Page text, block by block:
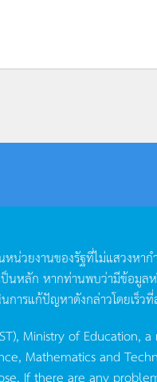
หน่วยงานของรัฐที่ไม่แสวงหาก
ป็นหลัก หากท่านพบว่ามีข้อมูล
การแก้ปัญหาดังกล่าวโดยเร็ว
Ministry of Education,
Mathematics and
If there are any